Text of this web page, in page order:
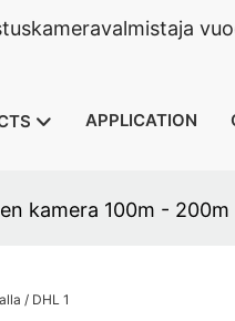
APPLICATION
kamera 100m -